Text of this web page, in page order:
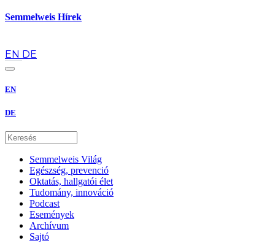
Semmelweis Hírek
EN DE
EN
DE
Semmelweis Világ
Egészség, prevenció
Oktatás, hallgatói élet
Tudomány, innováció
Podcast
Események
Archívum
Sajtó